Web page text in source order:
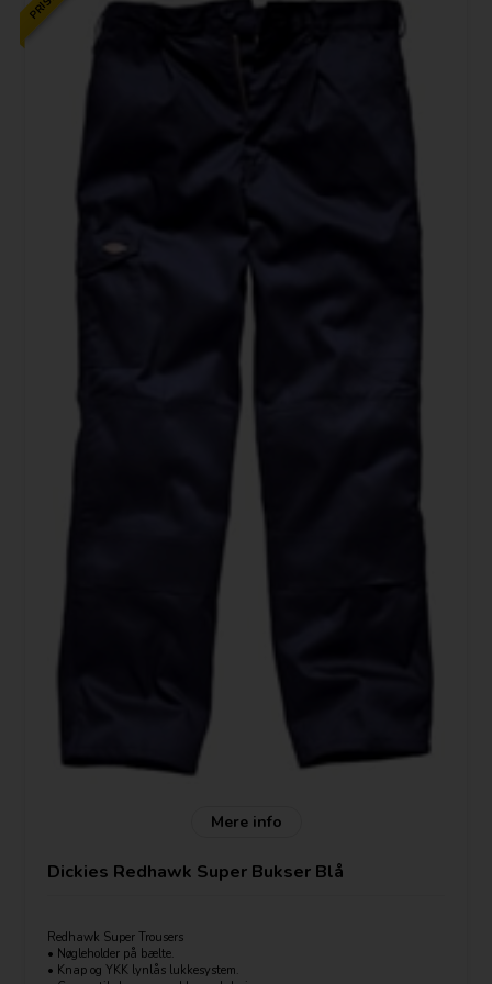
Mere info
Dickies Redhawk Super Bukser Blå
Redhawk Super Trousers
• Nøgleholder på bælte.
• Knap og YKK lynlås lukkesystem.